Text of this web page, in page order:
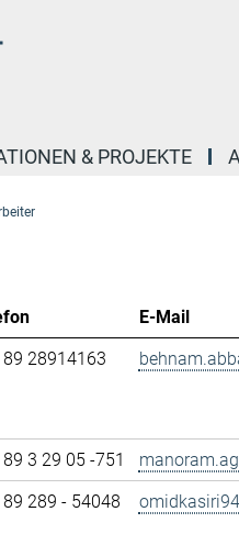
& PROJEKTE
E-Mail
28914163
3 29 05 -751
289 - 54048